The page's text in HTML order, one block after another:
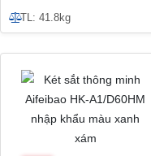
TL: 41.8kg